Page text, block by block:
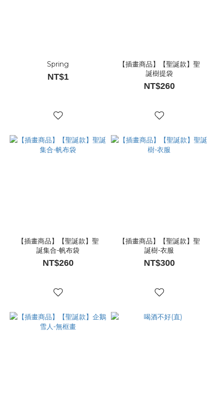
Spring
NT$1
【插畫商品】【聖誕款】聖
誕樹提袋
NT$260
【插畫商品】【聖誕款】聖
誕集合-帆布袋
NT$260
【插畫商品】【聖誕款】聖
誕樹-衣服
NT$300